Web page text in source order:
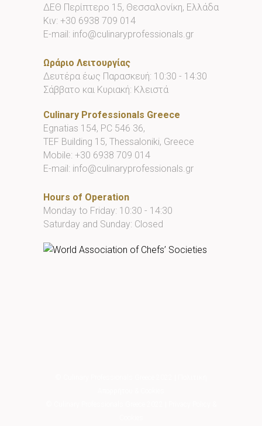
ΔΕΘ Περίπτερο 15, Θεσσαλονίκη, Ελλάδα
Κιν: +30 6938 709 014
E-mail: info@culinaryprofessionals.gr
Ωράριο Λειτουργίας
Δευτέρα έως Παρασκευή: 10:30 - 14:30
Σάββατο και Κυριακή: Κλειστά
Culinary Professionals Greece
Egnatias 154, PC 546 36,
TEF Building 15, Thessaloniki, Greece
Mobile: +30 6938 709 014
E-mail: info@culinaryprofessionals.gr
Hours of Operation
Monday to Friday: 10:30 - 14:30
Saturday and Sunday: Closed